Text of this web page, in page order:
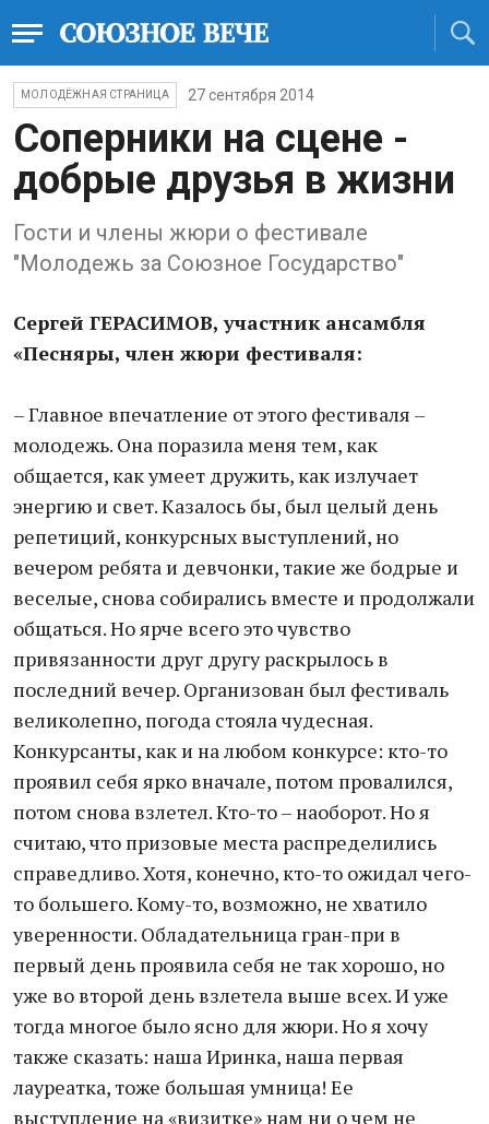
МОЛОДЁЖНАЯ СТРАНИЦА 27 сентября 2014
Соперники на сцене -
добрые друзья в жизни
Гости и члены жюри о фестивале
"Молодежь за Союзное Государство"
Сергей ГЕРАСИМОВ, участник ансамбля
«Песняры, член жюри фестиваля:
– Главное впечатление от этого фестиваля –
молодежь. Она поразила меня тем, как
общается, как умеет дружить, как излучает
энергию и свет. Казалось бы, был целый день
репетиций, конкурсных выступлений, но
вечером ребята и девчонки, такие же бодрые и
веселые, снова собирались вместе и продолжали
общаться. Но ярче всего это чувство
привязанности друг другу раскрылось в
последний вечер. Организован был фестиваль
великолепно, погода стояла чудесная.
Конкурсанты, как и на любом конкурсе: кто-то
проявил себя ярко вначале, потом провалился,
потом снова взлетел. Кто-то – наоборот. Но я
считаю, что призовые места распределились
справедливо. Хотя, конечно, кто-то ожидал чего-
то большего. Кому-то, возможно, не хватило
уверенности. Обладательница гран-при в
первый день проявила себя не так хорошо, но
уже во второй день взлетела выше всех. И уже
тогда многое было ясно для жюри. Но я хочу
также сказать: наша Иринка, наша первая
лауреатка, тоже большая умница! Ее
выступление на «визитке» нам ни о чем не